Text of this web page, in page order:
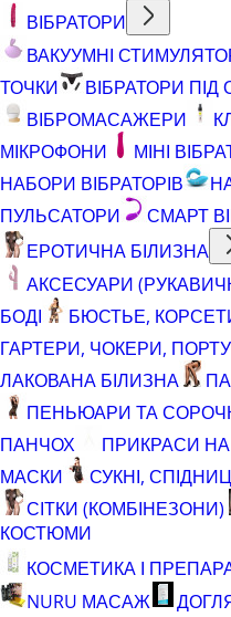
ВІБРАТОРИ
ВАКУУМНІ
ТОЧКИ
ВІБРАТОРИ ПІД
ВІБРОМАСАЖЕРИ
МІКРОФОНИ
МІНІ
НАБОРИ ВІБРАТОРІВ
ПУЛЬСАТОРИ
СМАРТ
ЕРОТИЧНА БІЛИЗНА
АКСЕСУАРИ
БОДІ
БЮСТЬЕ,
ГАРТЕРИ, ЧОКЕРИ,
ЛАКОВАНА БІЛИЗНА
ПЕНЬЮАРИ ТА
ПАНЧОХ
ПРИКРАСИ НА
МАСКИ
СУКНІ,
СІТКИ (КОМБІНЕЗОНИ)
КОСТЮМИ
КОСМЕТИКА І
NURU МАСАЖ